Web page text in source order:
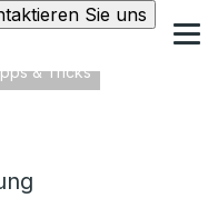
Sie uns
& Tricks